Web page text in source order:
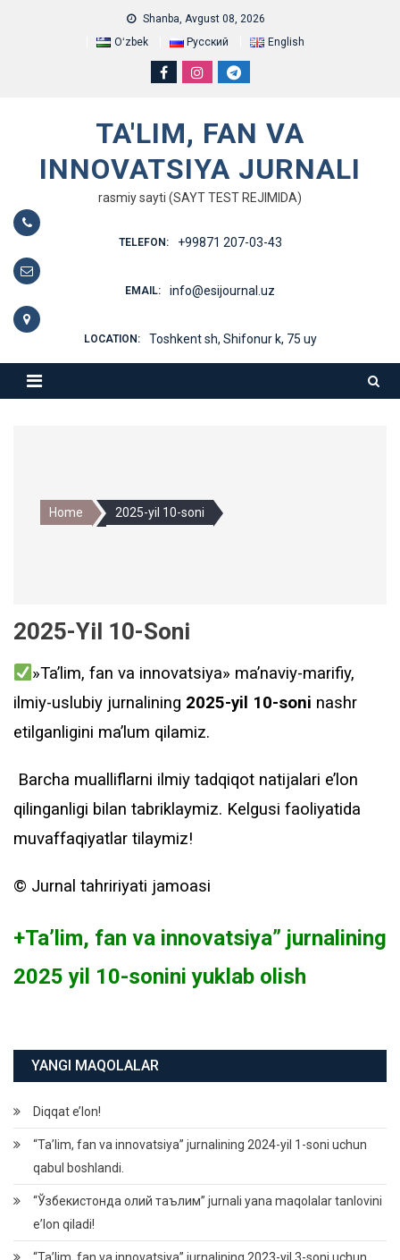
Shanba, Avgust 08, 2026
Oʻzbek
Русский English
TA'LIM, FAN VA
INNOVATSIYA JURNALI
rasmiy sayti (SAYT TEST REJIMIDA)
TELEFON: +99871 207-03-43
EMAIL: info@esijournal.uz
LOCATION: Toshkent sh, Shifonur k, 75 uy
Home 2025-yil 10-soni
2025-Yil 10-Soni
»Ta’lim, fan va innovatsiya» ma’naviy-marifiy,
ilmiy-uslubiy jurnalining 2025-yil 10-soni nashr
etilganligini ma’lum qilamiz.
Barcha mualliflarni ilmiy tadqiqot natijalari e’lon
qilinganligi bilan tabriklaymiz. Kelgusi faoliyatida
muvaffaqiyatlar tilaymiz!
©️ Jurnal tahririyati jamoasi
+Ta’lim, fan va innovatsiya” jurnalining
2025 yil 10-sonini yuklab olish
YANGI MAQOLALAR
Diqqat e’lon!
“Ta’lim, fan va innovatsiya” jurnalining 2024-yil 1-soni uchun
qabul boshlandi.
“Ўзбекистонда олий таълим” jurnali yana maqolalar tanlovini
eʼlon qiladi!